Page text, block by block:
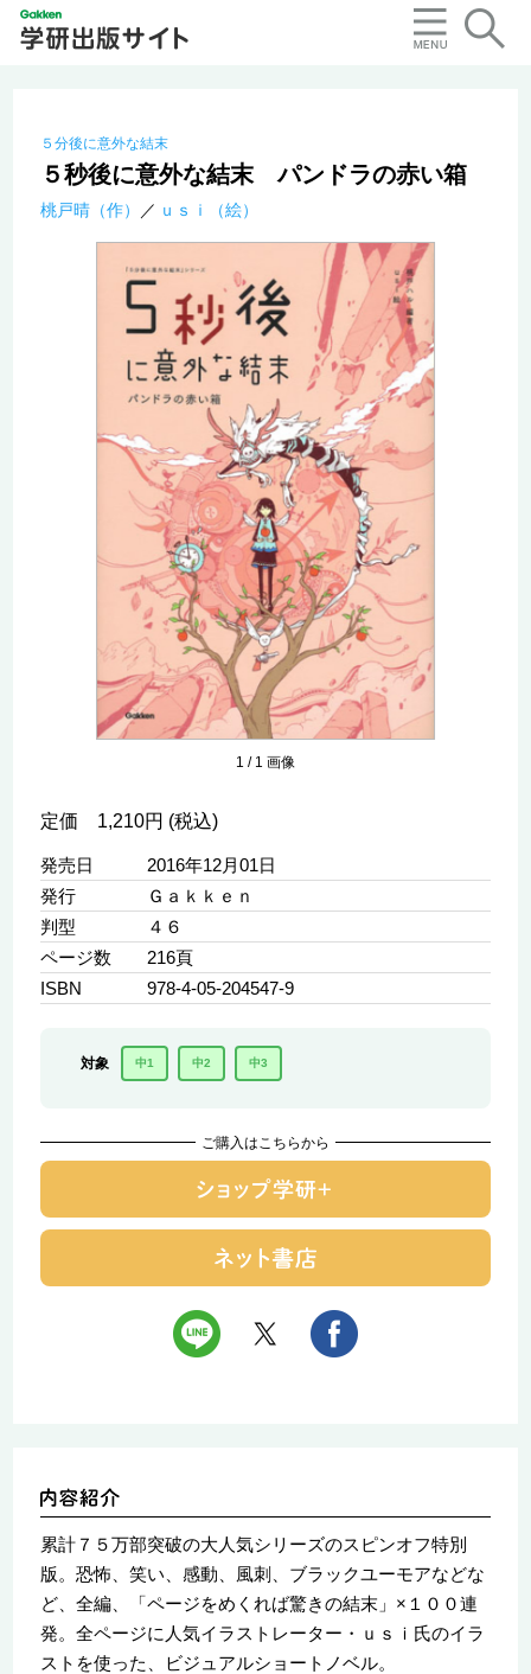
５分後に意外な結末
５秒後に意外な結末 パンドラの赤い箱
桃戸晴（作） ｕｓｉ（絵）
1 / 1 画像
定価 1,210円 (税込)
発売日
2016年12月01日
発行
Ｇａｋｋｅｎ
判型
４６
ページ数
216頁
ISBN
978-4-05-204547-9
対象 中1 中2 中3
ご購入はこちらから
累計７５万部突破の大人気シリーズのスピンオフ特別
版。恐怖、笑い、感動、風刺、ブラックユーモアなどな
ど、全編、「ページをめくれば驚きの結末」×１００連
発。全ページに人気イラストレーター・ｕｓｉ氏のイラ
ストを使った、ビジュアルショートノベル。